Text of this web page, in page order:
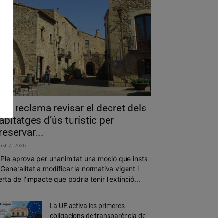
reclama revisar el decret dels
d’ús turístic per
7, 2026
Ple aprova per unanimitat una moció que insta
a modificar la normativa vigent i
de l'impacte que podria tenir l'extinció...
La UE activa les primeres
obligacions de transparència de